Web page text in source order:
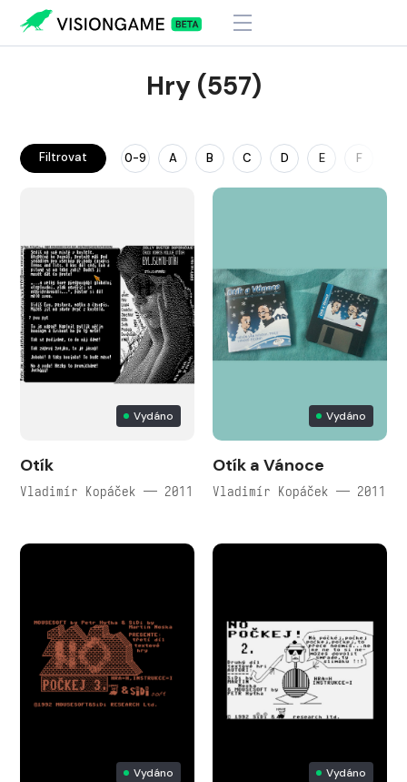
Hry (557)
Filtrovat 0-9 A B C D E F
Vydáno
Otík
Vladimír Kopáček — 2011
Vydáno
Otík a Vánoce
Vladimír Kopáček — 2011
Vydáno Vydáno